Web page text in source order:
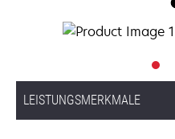
LEISTUNGSMERKMALE